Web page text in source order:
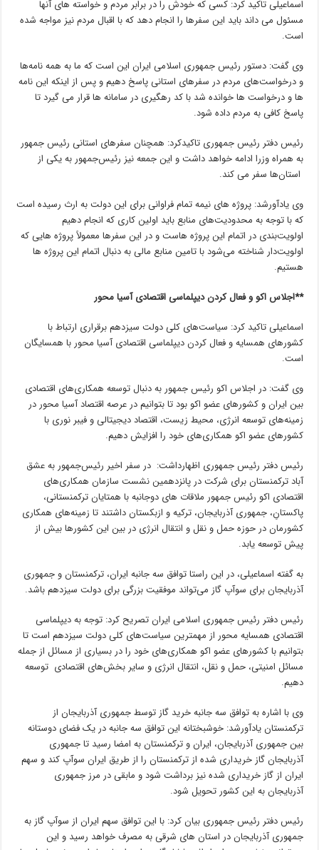
اسماعیلی تاکید کرد: کسی که خودش را در برابر مردم و خواسته های آنها
مسئول می داند باید این سفرها را انجام دهد که با اقبال مردم نیز مواجه شده
است.
وی گفت: دستور رئیس جمهوری اسلامی ایران این است که ما به همه نامه‌ها
و درخواست‌های مردم در سفرهای استانی پاسخ دهیم و پس از اینکه این نامه
ها و درخواست ها خوانده شد با کد رهگیری در سامانه ها قرار می گیرد تا
پاسخ کافی به مردم داده شود.
رئیس دفتر رئیس جمهوری تاکیدکرد: همچنان سفرهای استانی رئیس جمهور
به همراه وزرا ادامه خواهد داشت و این جمعه نیز رئیس‌جمهور به یکی از
استان‌ها سفر می کند.
وی یادآورشد: پروژه های نیمه تمام فراوانی برای این دولت به ارث رسیده است
که با توجه به محدودیت‌های منابع باید اولین کاری که انجام دهیم
اولویت‌بندی در اتمام این پروژه هاست و در این سفرها معمولاً پروژه هایی که
اولویت‌دار شناخته می‌شود با تامین منابع مالی به دنبال اتمام این پروژه ها
هستیم.
**اجلاس اکو و فعال کردن دیپلماسی اقتصادی آسیا محور
اسماعیلی تاکید کرد: سیاست‌های کلی دولت سیزدهم برقراری ارتباط با
کشورهای همسایه و فعال کردن دیپلماسی اقتصادی آسیا محور با همسایگان
است.
وی گفت: در اجلاس اکو رئیس جمهور به دنبال توسعه همکاری‌های اقتصادی
بین ایران و کشورهای عضو اکو بود تا بتوانیم در عرصه اقتصاد آسیا محور در
زمینه‌های توسعه انرژی، محیط زیست، اقتصاد دیجیتالی و فیبر نوری با
کشورهای عضو اکو همکاری‌های خود را افزایش دهیم.
رئیس دفتر رئیس جمهوری اظهارداشت: در سفر اخیر رئیس‌جمهور به عشق
آباد ترکمنستان برای شرکت در پانزدهمین نشست سازمان همکاری‌های
اقتصادی اکو رئیس جمهور ملاقات های دوجانبه با همتایان ترکمنستانی،
پاکستانِ، جمهوری آذربایجان، ترکیه و ازبکستان داشتند تا زمینه‌های همکاری
کشورمان در حوزه حمل و نقل و انتقال انرژی در بین این کشورها بیش از
پیش توسعه یابد.
به گفته اسماعیلی، در این راستا توافق سه جانبه ایران، ترکمنستان و جمهوری
آذربایجان برای سوآپ گاز می‌تواند موفقیت بزرگی برای دولت سیزدهم باشد.
رئیس دفتر رئیس جمهوری اسلامی ایران تصریح کرد: توجه به دیپلماسی
اقتصادی همسایه محور از مهمترین سیاست‌های کلی دولت سیزدهم است تا
بتوانیم با کشورهای عضو اکو همکاری‌های خود را در بسیاری از مسائل از جمله
مسائل امنیتی، حمل و نقل، انتقال انرژی و سایر بخش‌های اقتصادی توسعه
دهیم.
وی با اشاره به توافق سه جانبه خرید گاز توسط جمهوری آذربایجان از
ترکمنستان یادآورشد: خوشبختانه این توافق سه جانبه در یک فضای دوستانه
بین جمهوری آذربایجان، ایران و ترکمنستان به امضا رسید تا جمهوری
آذربایجان گاز خریداری شده از ترکمنستان را از طریق ایران سوآپ کند و سهم
ایران از گاز خریداری شده نیز برداشت شود و مابقی در مرز جمهوری
آذربایجان به این کشور تحویل شود.
رئیس دفتر رئیس جمهوری بیان کرد: با این توافق سهم ایران از سوآپ گاز به
جمهوری آذربایجان در استان های شرقی به مصرف خواهد رسید و این